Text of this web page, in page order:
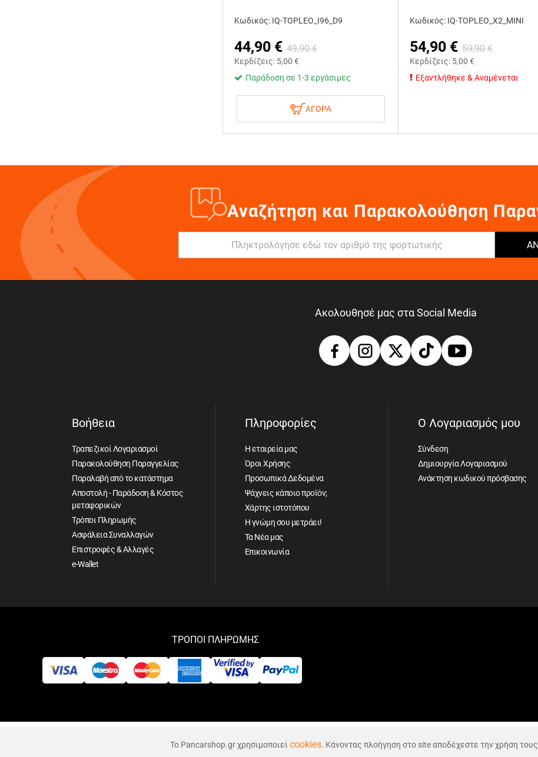
Το Pancarshop.gr χρησιμοποιεί cookies. Κάνοντας πλοήγηση στο site αποδέχεστε την χρήση
Κωδικός: IQ-TOPLEO_I96_D9
44,90 € 49,90 €
Κερδίζεις: 5,00 €
Παράδοση σε 1-3 εργάσιμες
ΑΓΟΡΑ
Κωδικός: IQ-TOPLEO_X2_MINI
54,90 € 59,90 €
Κερδίζεις: 5,00 €
Εξαντλήθηκε & Αναμένεται
Αναζήτηση και Παρακολούθηση
Ακολουθησέ μας στα Social Media
Βοήθεια
Τραπεζικοί Λογαριασμοί
Παρακολούθηση Παραγγελίας
Παραλαβή από το κατάστημα
Αποστολή - Παράδοση & Κόστος
μεταφορικών
Τρόποι Πληρωμής
Ασφάλεια Συναλλαγών
Επιστροφές & Αλλαγές
e-Wallet
Πληροφορίες
Η εταιρεία μας
Όροι Χρήσης
Προσωπικά Δεδομένα
Ψάχνεις κάποιο προϊόν;
Χάρτης ιστοτόπου
Η γνώμη σου μετράει!
Τα Νέα μας
Επικοινωνία
Ο Λογαριασμός μου
Σύνδεση
Δημιουργία Λογαριασμού
Ανάκτηση κωδικού πρόσβασης
ΤΡΟΠΟΙ ΠΛΗΡΩΜΗΣ
© 2026 PanCarShop.gr | ALL-IN-ONE eCommerce Business Development by Plushost.gr